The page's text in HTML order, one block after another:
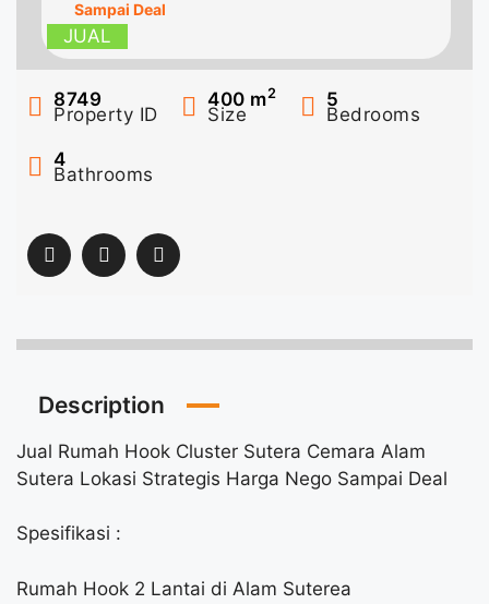
Sampai Deal
JUAL
8749
Property ID
400 m2
Size
5
Bedrooms
4
Bathrooms
Description
Jual Rumah Hook Cluster Sutera Cemara Alam
Sutera Lokasi Strategis Harga Nego Sampai Deal
Spesifikasi :
Rumah Hook 2 Lantai di Alam Suterea